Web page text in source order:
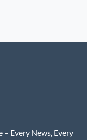
– Every News, Every